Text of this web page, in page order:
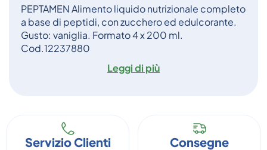
PEPTAMEN Alimento liquido nutrizionale completo
a base di peptidi, con zucchero ed edulcorante.
Gusto: vaniglia. Formato 4 x 200 ml.
Cod.12237880
Leggi di più
Servizio Clienti Consegne